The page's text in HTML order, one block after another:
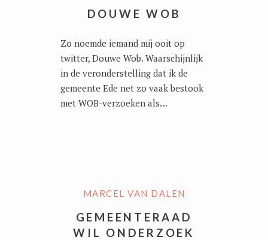
DOUWE WOB
Zo noemde iemand mij ooit op
twitter, Douwe Wob. Waarschijnlijk
in de veronderstelling dat ik de
gemeente Ede net zo vaak bestook
met WOB-verzoeken als…
MARCEL VAN DALEN
GEMEENTERAAD
WIL ONDERZOEK